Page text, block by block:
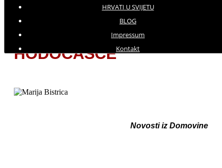
HRVATI U SVIJETU
BLOG
Impressum
Kontakt
25. HRVATSKO VOJNO-
REDARSTVENO
HODOČAŠĆE
Novosti iz Domovine